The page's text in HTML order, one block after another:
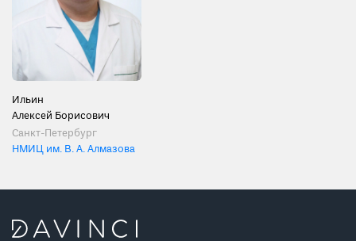
Ильин
Алексей Борисович
Санкт-Петербург
НМИЦ им. В. А. Алмазова